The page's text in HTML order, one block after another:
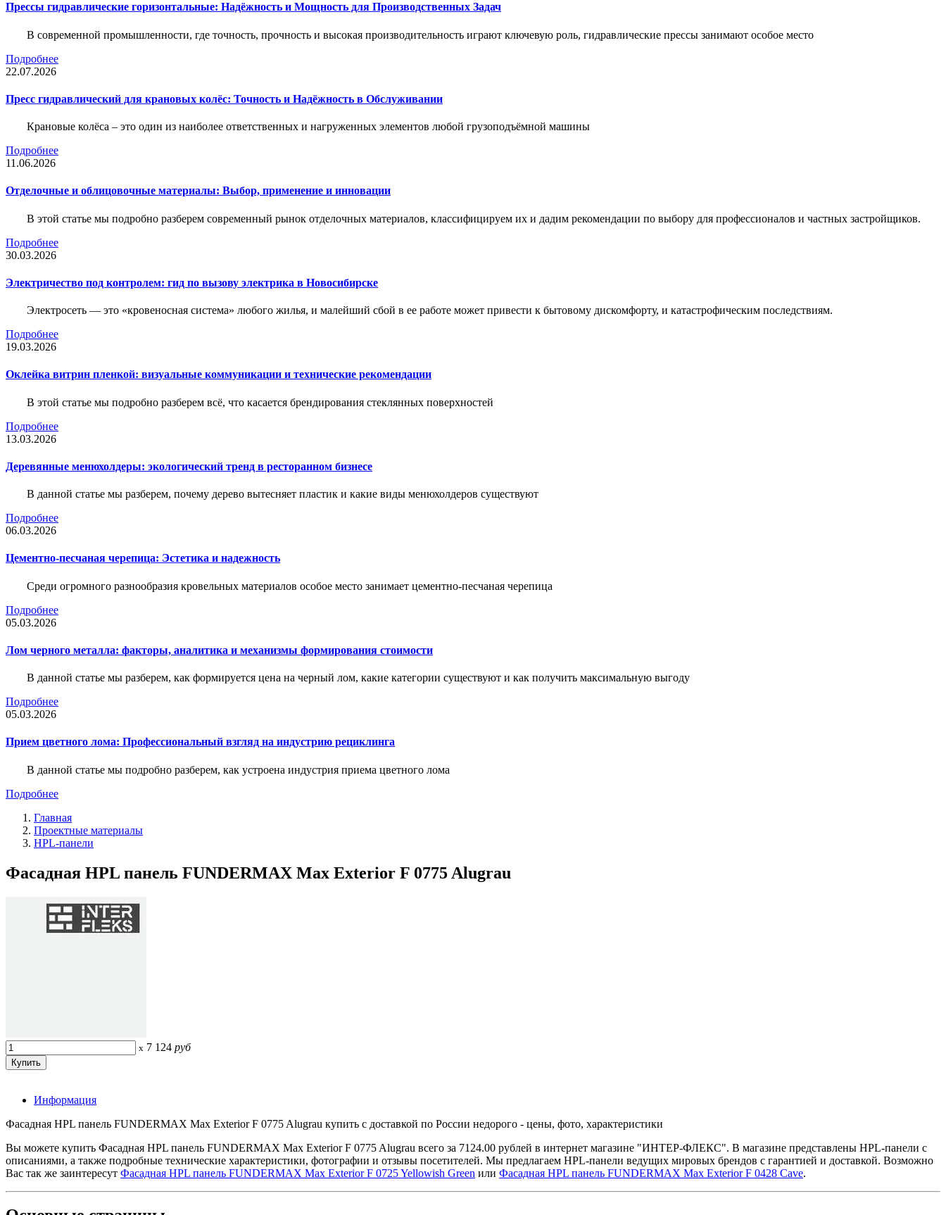
Прессы гидравлические горизонтальные: Надёжность и Мощность для Производственных Задач
В современной промышленности, где точность, прочность и высокая производительность играют ключевую роль, гидравлические прессы занимают особое место
Подробнее
22.07.2026
Пресс гидравлический для крановых колёс: Точность и Надёжность в Обслуживании
Крановые колёса – это один из наиболее ответственных и нагруженных элементов любой грузоподъёмной машины
Подробнее
11.06.2026
Отделочные и облицовочные материалы: Выбор, применение и инновации
В этой статье мы подробно разберем современный рынок отделочных материалов, классифицируем их и дадим рекомендации по выбору для профессионалов и частных застройщиков.
Подробнее
30.03.2026
Электричество под контролем: гид по вызову электрика в Новосибирске
Электросеть — это «кровеносная система» любого жилья, и малейший сбой в ее работе может привести к бытовому дискомфорту, и катастрофическим последствиям.
Подробнее
19.03.2026
Оклейка витрин пленкой: визуальные коммуникации и технические рекомендации
В этой статье мы подробно разберем всё, что касается брендирования стеклянных поверхностей
Подробнее
13.03.2026
Деревянные менюхолдеры: экологический тренд в ресторанном бизнесе
В данной статье мы разберем, почему дерево вытесняет пластик и какие виды менюхолдеров существуют
Подробнее
06.03.2026
Цементно-песчаная черепица: Эстетика и надежность
Среди огромного разнообразия кровельных материалов особое место занимает цементно-песчаная черепица
Подробнее
05.03.2026
Лом черного металла: факторы, аналитика и механизмы формирования стоимости
В данной статье мы разберем, как формируется цена на черный лом, какие категории существуют и как получить максимальную выгоду
Подробнее
05.03.2026
Прием цветного лома: Профессиональный взгляд на индустрию рециклинга
В данной статье мы подробно разберем, как устроена индустрия приема цветного лома
Подробнее
Главная
Проектные материалы
HPL-панели
Фасадная HPL панель FUNDERMAX Max Exterior F 0775 Alugrau
x 7 124 руб
Информация
Фасадная HPL панель FUNDERMAX Max Exterior F 0775 Alugrau купить с доставкой по России недорого - цены, фото, характеристики
Вы можете купить Фасадная HPL панель FUNDERMAX Max Exterior F 0775 Alugrau всего за 7124.00 рублей в интернет магазине "ИНТЕР-ФЛЕКС". В магазине представлены HPL-панели с
описаниями, а также подробные технические характеристики, фотографии и отзывы посетителей. Мы предлагаем HPL-панели ведущих мировых брендов с гарантией и доставкой. Возможно
Вас так же заинтересут Фасадная HPL панель FUNDERMAX Max Exterior F 0725 Yellowish Green или Фасадная HPL панель FUNDERMAX Max Exterior F 0428 Cave.